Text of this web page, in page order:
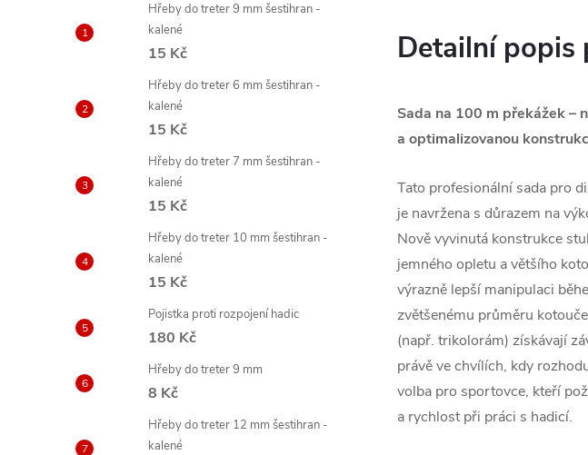
Hřeby do treter 9 mm šestihran -
kalené
15 Kč
Hřeby do treter 6 mm šestihran -
kalené
15 Kč
Hřeby do treter 7 mm šestihran -
kalené
15 Kč
Hřeby do treter 10 mm šestihran -
kalené
15 Kč
Pojistka proti rozpojení hadic
180 Kč
Hřeby do treter 9 mm
8 Kč
Hřeby do treter 12 mm šestihran -
kalené
Detailní popis
Sada na 100 m překážek –
a optimalizovanou
Tato profesionální sada pro
je navržena s důrazem na
Nově vyvinutá konstrukce
jemného opletu a většího
výrazně lepší manipulaci
zvětšenému průměru
(např. trikolorám) získávají
právě ve chvílích, kdy
volba pro sportovce, kteří
a rychlost při práci s hadicí.